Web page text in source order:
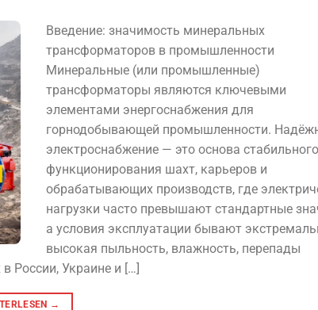
Введение: значимость минеральных
трансформаторов в промышленности
Минеральные (или промышленные)
трансформаторы являются ключевыми
элементами энергоснабжения для
горнодобывающей промышленности.
электроснабжение — это основа стабильного
функционирования шахт, карьеров и
обрабатывающих производств, где
нагрузки часто превышают стандартные
а условия эксплуатации бывают
высокая пыльность, влажность, перепады
России, Украине и […]
→